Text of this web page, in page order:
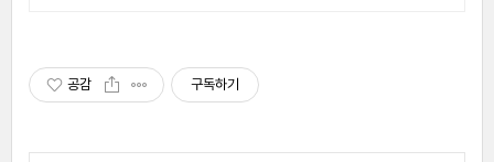
공감 구독하기